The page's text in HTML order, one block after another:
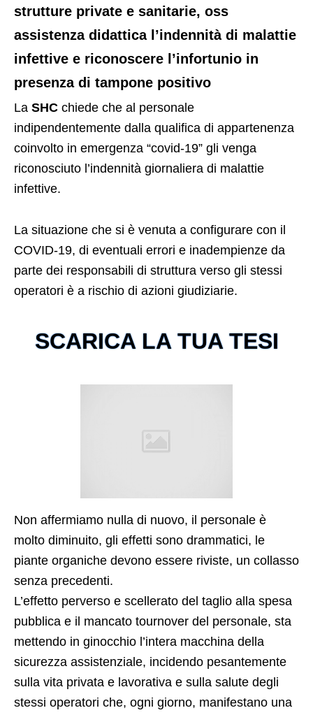
strutture private e sanitarie, oss
assistenza didattica l’indennità di malattie
infettive e riconoscere l’infortunio in
presenza di tampone positivo
La SHC chiede che al personale
indipendentemente dalla qualifica di appartenenza
coinvolto in emergenza “covid-19” gli venga
riconosciuto l’indennità giornaliera di malattie
infettive.
La situazione che si è venuta a configurare con il
COVID-19, di eventuali errori e inadempienze da
parte dei responsabili di struttura verso gli stessi
operatori è a rischio di azioni giudiziarie.
SCARICA LA TUA TESI
Non affermiamo nulla di nuovo, il personale è
molto diminuito, gli effetti sono drammatici, le
piante organiche devono essere riviste, un collasso
senza precedenti.
L’effetto perverso e scellerato del taglio alla spesa
pubblica e il mancato tournover del personale, sta
mettendo in ginocchio l’intera macchina della
sicurezza assistenziale, incidendo pesantemente
sulla vita privata e lavorativa e sulla salute degli
stessi operatori che, ogni giorno, manifestano una